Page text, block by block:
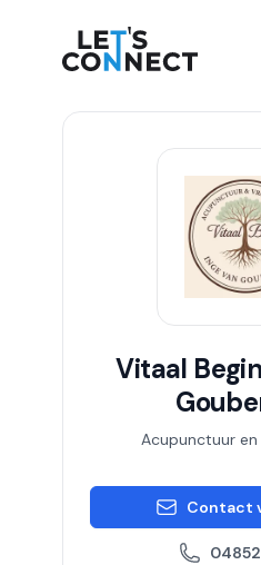
Let's Connect
Vitaal
Acupunctuur
Contact